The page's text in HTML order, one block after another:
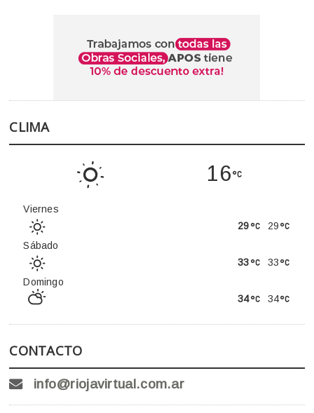
CLIMA
16
Viernes
29
29
Sábado
33
33
Domingo
34
34
CONTACTO
info@riojavirtual.com.ar